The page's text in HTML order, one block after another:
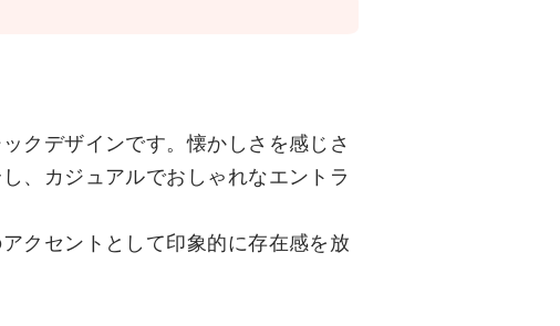
クデザインです。懐かしさを感じさ
、カジュアルでおしゃれなエントラ
クセントとして印象的に存在感を放